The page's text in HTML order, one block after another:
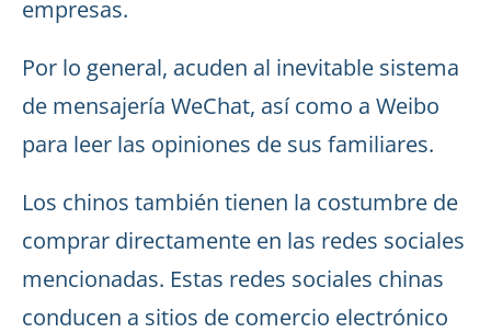
empresas.
Por lo general, acuden al inevitable sistema
de mensajería WeChat, así como a Weibo
para leer las opiniones de sus familiares.
Los chinos también tienen la costumbre de
comprar directamente en las redes sociales
mencionadas. Estas redes sociales chinas
conducen a sitios de comercio electrónico